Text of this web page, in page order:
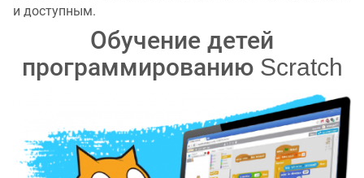
и доступным.
Обучение детей
программированию Scratch